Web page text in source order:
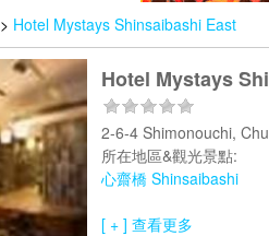
> Hotel Mystays Shinsaibashi East
Hotel Mystays
2-6-4 Shimonouchi,
所在地區&觀光景點:
心齋橋 Shinsaibashi
[ + ] 查看更多